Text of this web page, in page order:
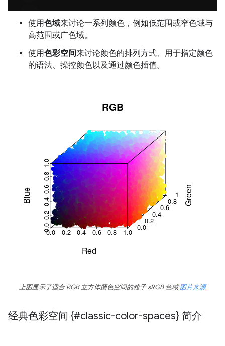
使用色域来讨论一系列颜色，例如低范围或窄色域与
高范围或广色域。
使用色彩空间来讨论颜色的排列方式、用于指定颜色
的语法、操控颜色以及通过颜色插值。
上图显示了适合 RGB 立方体颜色空间的粒子 sRGB 色域图片来源
经典色彩空间 {#classic-color-spaces} 简介